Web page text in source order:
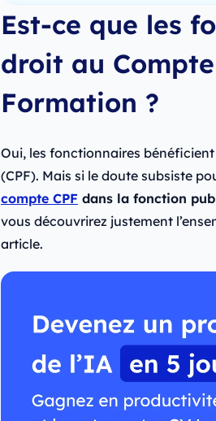
Est-ce que les
droit au
Formation ?
Oui, les fonctionnaires
(CPF). Mais si le doute subsiste
compte CPF dans la fonction
vous découvrirez justement
article.